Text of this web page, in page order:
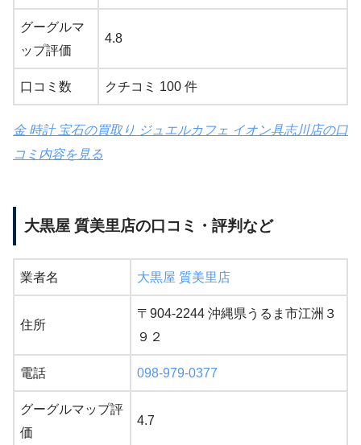
グーグルマ
ップ評価
4.8
口コミ数 クチコミ 100 件
金 時計 宝石の買取り ジュエルカフェ イオン具志川店の口
コミ内容を見る
大黒屋 質美里店の口コミ・評判など
業者名 大黒屋 質美里店
住所
〒904-2244 沖縄県うるま市江洲３
９２
電話 098-979-0377
グーグルマップ評
価
4.7